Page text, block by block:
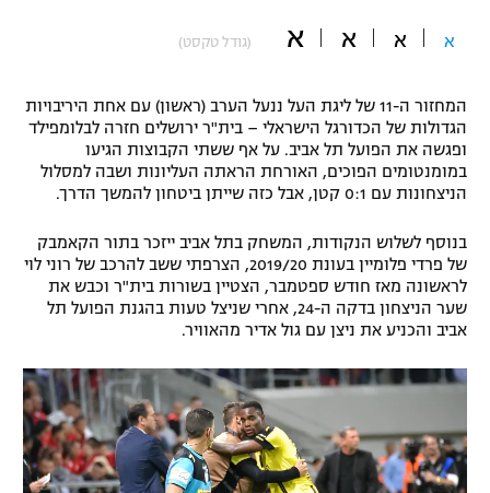
תקנון משתתפים וזוכים בפרסים
תקנון עבור פעילות אלקטרה
תקנון עבור פעילות ספורט 1 – "מרלן"
טניס
תנאי שימוש
מדיניות פרטיות
תקנון פעילות ספורט 1
רשיון להקרנה פומבית לבית עסק
כדורמים
פוטבול אמריקאי NFL
ספורט אתגרי ואקסטרים
אומנויות לחימה
גיימינג E-Sports
א א א א (גודל טקסט)
המחזור ה-11 של ליגת העל ננעל הערב (ראשון) עם אחת היריבויות
הגדולות של הכדורגל הישראלי – בית"ר ירושלים חזרה לבלומפילד
ופגשה את הפועל תל אביב. על אף ששתי הקבוצות הגיעו
במומנטומים הפוכים, האורחת הראתה העליונות ושבה למסלול
הניצחונות עם 0:1 קטן, אבל כזה שייתן ביטחון להמשך הדרך.
בנוסף לשלוש הנקודות, המשחק בתל אביב ייזכר בתור הקאמבק
של פרדי פלומיין בעונת 2019/20, הצרפתי ששב להרכב של רוני לוי
לראשונה מאז חודש ספטמבר, הצטיין בשורות בית"ר וכבש את
שער הניצחון בדקה ה-24, אחרי שניצל טעות בהגנת הפועל תל
אביב והכניע את ניצן עם גול אדיר מהאוויר.